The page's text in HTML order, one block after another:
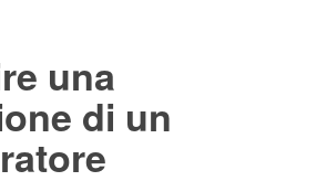
una
di un